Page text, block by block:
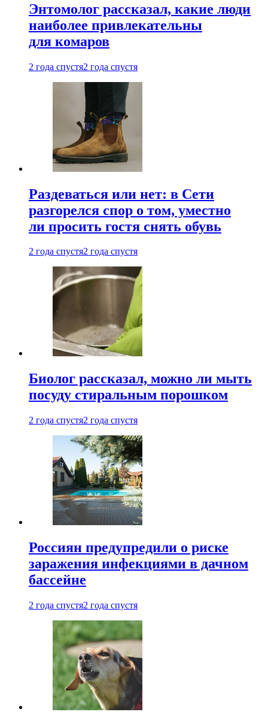
Энтомолог рассказал, какие люди
наиболее привлекательны
для комаров
2 года спустя2 года спустя
Раздеваться или нет: в Сети
разгорелся спор о том, уместно
ли просить гостя снять обувь
2 года спустя2 года спустя
Биолог рассказал, можно ли мыть
посуду стиральным порошком
2 года спустя2 года спустя
Россиян предупредили о риске
заражения инфекциями в дачном
бассейне
2 года спустя2 года спустя